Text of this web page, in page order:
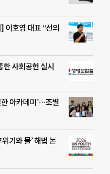
이호영 대표 “선의
한 사회공헌 실시
아카데미’…조별
기와 물’ 해법 논